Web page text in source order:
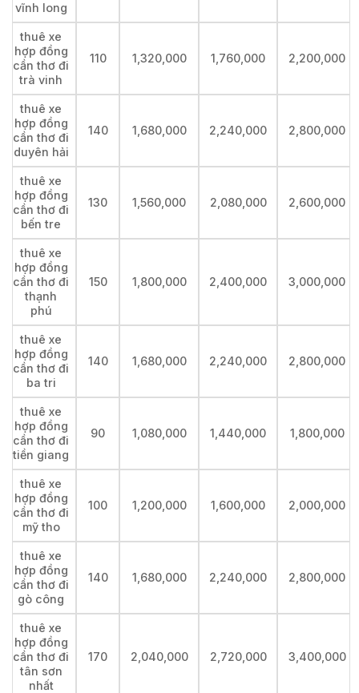
vĩnh long
thuê xe
hợp đồng
cần thơ đi
trà vinh
110 1,320,000 1,760,000 2,200,000
thuê xe
hợp đồng
cần thơ đi
duyên hải
140 1,680,000 2,240,000 2,800,000
thuê xe
hợp đồng
cần thơ đi
bến tre
130 1,560,000 2,080,000 2,600,000
thuê xe
hợp đồng
cần thơ đi
thạnh
phú
150 1,800,000 2,400,000 3,000,000
thuê xe
hợp đồng
cần thơ đi
ba tri
140 1,680,000 2,240,000 2,800,000
thuê xe
hợp đồng
cần thơ đi
tiền giang
90 1,080,000 1,440,000 1,800,000
thuê xe
hợp đồng
cần thơ đi
mỹ tho
100 1,200,000 1,600,000 2,000,000
thuê xe
hợp đồng
cần thơ đi
gò công
140 1,680,000 2,240,000 2,800,000
thuê xe
hợp đồng
cần thơ đi
tân sơn
nhất
170 2,040,000 2,720,000 3,400,000